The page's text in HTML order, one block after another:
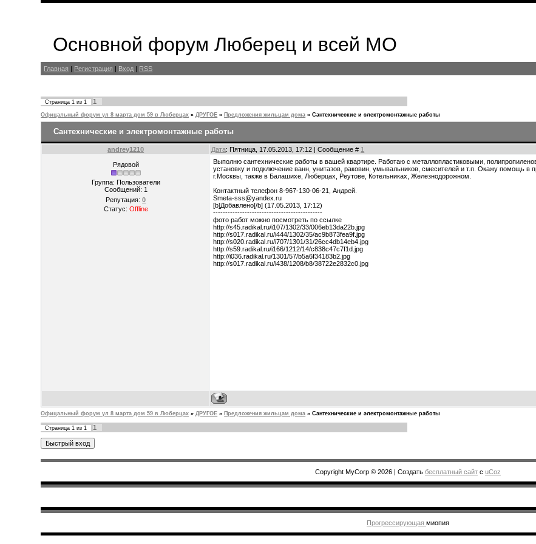
Основной форум Люберец и всей МО
Главная | Регистрация | Вход | RSS
Страница1 из1 1
Офицальный форум ул 8 марта дом 59 в Люберцах » ДРУГОЕ » Предложения жильцам дома » Сантехнические и электромонтажные работы
Сантехнические и электромонтажные работы
andrey1210 Дата: Пятница, 17.05.2013, 17:12 | Сообщение # 1
Рядовой
Группа: Пользователи
Сообщений: 1
Репутация:0
Статус: Offline
Выполню сантехнические работы в вашей квартире. Работаю с металлопластиковыми,
установку и подключение ванн, унитазов, раковин, умывальников, смесителей и т.п. Окажу
г.Москвы, также в Балашихе, Люберцах, Реутове, Котельниках, Железнодорожном.
Контактный телефон 8-967-130-06-21, Андрей.
Smeta-sss@yandex.ru
[b]Добавлено[/b] (17.05.2013, 17:12)
---------------------------------------------
фото работ можно посмотреть по ссылке
http://s45.radikal.ru/i107/1302/33/006eb13da22b.jpg
http://s017.radikal.ru/i444/1302/35/ac9b873fea9f.jpg
http://s020.radikal.ru/i707/1301/31/26cc4db14eb4.jpg
http://s59.radikal.ru/i166/1212/14/c838c47c7f1d.jpg
http://i036.radikal.ru/1301/57/b5a6f34183b2.jpg
http://s017.radikal.ru/i438/1208/b8/38722e2832c0.jpg
Офицальный форум ул 8 марта дом 59 в Люберцах » ДРУГОЕ » Предложения жильцам дома » Сантехнические и электромонтажные работы
Страница1 из1
1
Copyright MyCorp © 2026 | Создать бесплатный сайт с uCoz
Прогрессирующая миопия